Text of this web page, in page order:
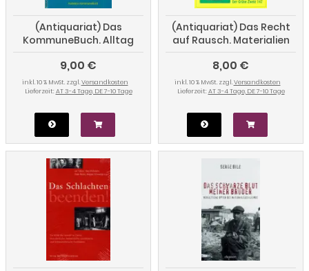
(Antiquariat) Das
KommuneBuch. Alltag
zwischen Widerstand,
Anpassung und gelebter
Utopie
9,00 €
inkl. 10 % MwSt. zzgl.Versandkosten
Lieferzeit: AT 3-4 Tage, DE 7-10 Tage
(Antiquariat) Das Recht
auf Rausch. Materialien
zur Haschischdiskussion
8,00 €
inkl. 10 % MwSt. zzgl.Versandkosten
Lieferzeit: AT 3-4 Tage, DE 7-10 Tage